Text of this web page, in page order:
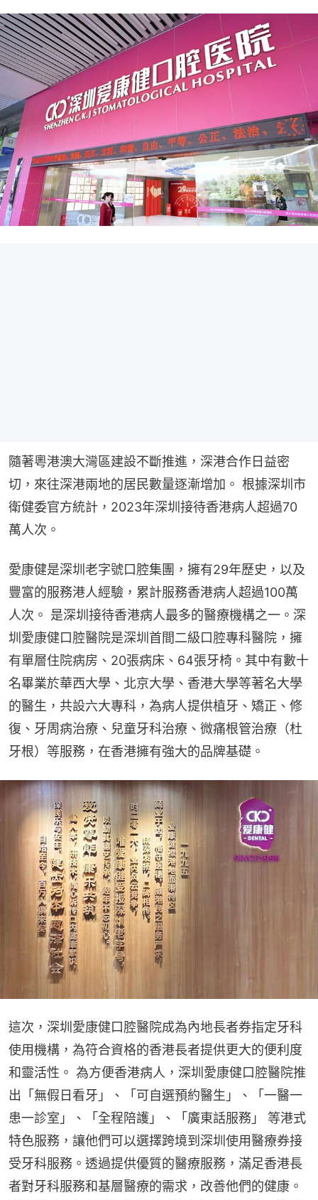
隨著粵港澳大灣區建設不斷推進，深港合作日益密
切，來往深港兩地的居民數量逐漸增加。 根據深圳市
衛健委官方統計，2023年深圳接待香港病人超過70
萬人次。
愛康健是深圳老字號口腔集團，擁有29年歷史，以及
豐富的服務港人經驗，累計服務香港病人超過100萬
人次。 是深圳接待香港病人最多的醫療機構之一。深
圳愛康健口腔醫院是深圳首間二級口腔專科醫院，擁
有單層住院病房、20張病床、64張牙椅。其中有數十
名畢業於華西大學、北京大學、香港大學等著名大學
的醫生，共設六大專科，為病人提供植牙、矯正、修
復、牙周病治療、兒童牙科治療、微痛根管治療（杜
牙根）等服務，在香港擁有強大的品牌基礎。
這次，深圳愛康健口腔醫院成為內地長者券指定牙科
使用機構，為符合資格的香港長者提供更大的便利度
和靈活性。 為方便香港病人，深圳愛康健口腔醫院推
出「無假日看牙」、「可自選預約醫生」、「一醫一
患一診室」、「全程陪護」、「廣東話服務」 等港式
特色服務，讓他們可以選擇跨境到深圳使用醫療券接
受牙科服務。透過提供優質的醫療服務，滿足香港長
者對牙科服務和基層醫療的需求，改善他們的健康。